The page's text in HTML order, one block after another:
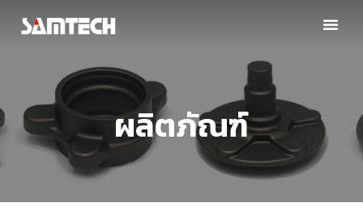
ผลิตภัณฑ์